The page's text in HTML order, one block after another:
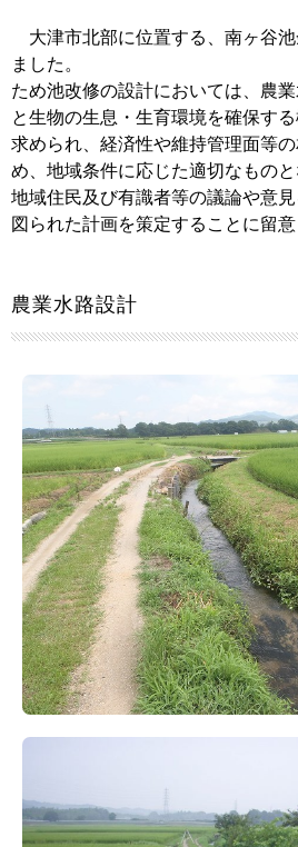
大津市北部に位置する、南ヶ谷
ました。
ため池改修の設計においては、農
と生物の生息・生育環境を確保す
求められ、経済性や維持管理面等
め、地域条件に応じた適切なもの
地域住民及び有識者等の議論や意
図られた計画を策定することに留意
農業水路設計